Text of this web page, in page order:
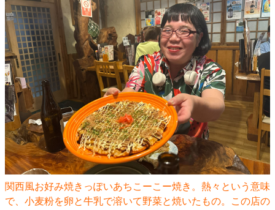
関西風お好み焼きっぽいあちこーこー焼き。熱々という意味
で、小麦粉を卵と牛乳で溶いて野菜と焼いたもの。この店の